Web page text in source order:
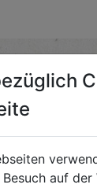
Fisolen in
Senfsauce
auf der